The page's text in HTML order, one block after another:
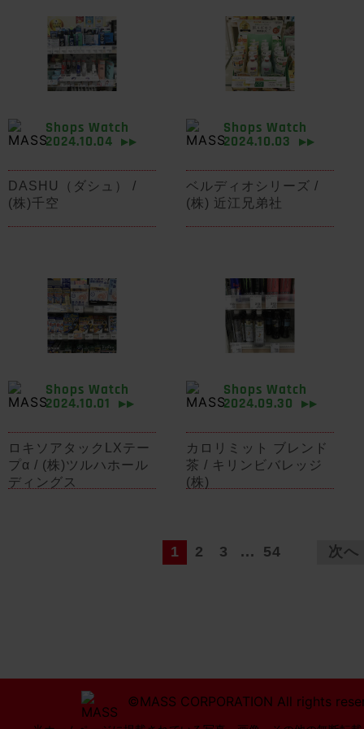
Shops Watch
2024.10.04
▶▶
DASHU（ダシュ） /
(株)千空
Shops Watch
2024.10.03
▶▶
ベルディオシリーズ /
(株) 近江兄弟社
Shops Watch
2024.10.01
▶▶
ロキソアタックLXテー
プα / (株)ツルハホール
ディングス
Shops Watch
2024.09.30
▶▶
カロリミット ブレンド
茶 / キリンビバレッジ
(株)
1 2 3 ... 54 次
©MASS CORPORATION All rights